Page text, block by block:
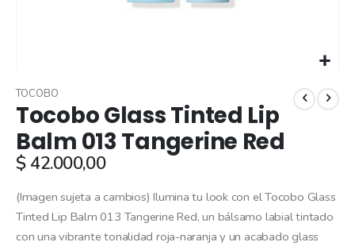
to
the
beginning
of
the
gallery
Tocobo Glass Tinted Lip
Balm 013 Tangerine Red
TOCOBO
$ 42.000,00
(Imagen sujeta a cambios) Ilumina tu look con el Tocobo Glass
Tinted Lip Balm 013 Tangerine Red, un bálsamo labial tintado
con una vibrante tonalidad roja-naranja y un acabado glass